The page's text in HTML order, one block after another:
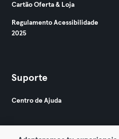
Cartão Oferta & Loja
Regulamento Acessibilidade
2025
Suporte
Centro de Ajuda